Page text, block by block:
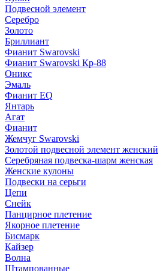
Подвесной элемент
Серебро
Золото
Бриллиант
Фианит Swarovski
Фианит Swarovski Кр-88
Оникс
Эмаль
Фианит EQ
Янтарь
Агат
Фианит
Жемчуг Swarovski
Золотой подвесной элемент женcкий
Серебряная подвеска-шарм женская
Женские кулоны
Подвески на серьги
Цепи
Снейк
Панцирное плетение
Якорное плетение
Бисмарк
Кайзер
Волна
Штампованные